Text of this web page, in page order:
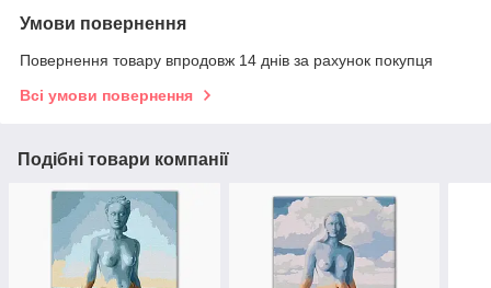
Умови повернення
Повернення товару впродовж 14 днів за рахунок покупця
Всі умови повернення
Подібні товари компанії